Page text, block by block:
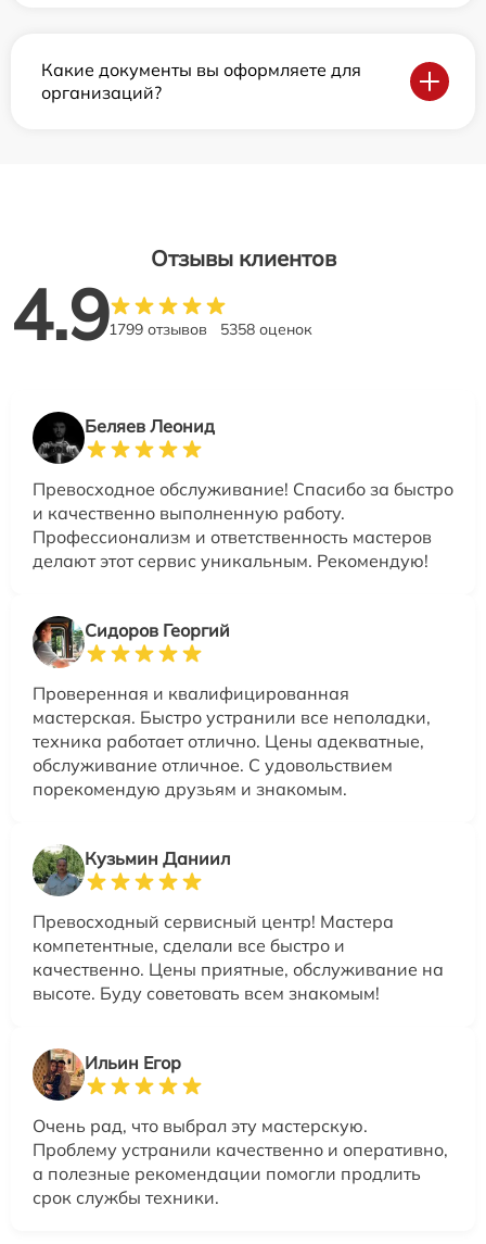
Какие документы вы оформляете для
организаций?
Отзывы клиентов
4.91799 отзывов 5358 оценок
Беляев Леонид
Превосходное обслуживание! Спасибо за быстро
и качественно выполненную работу.
Профессионализм и ответственность мастеров
делают этот сервис уникальным. Рекомендую!
Сидоров Георгий
Проверенная и квалифицированная
мастерская. Быстро устранили все неполадки,
техника работает отлично. Цены адекватные,
обслуживание отличное. С удовольствием
порекомендую друзьям и знакомым.
Кузьмин Даниил
Превосходный сервисный центр! Мастера
компетентные, сделали все быстро и
качественно. Цены приятные, обслуживание на
высоте. Буду советовать всем знакомым!
Ильин Егор
Очень рад, что выбрал эту мастерскую.
Проблему устранили качественно и оперативно,
а полезные рекомендации помогли продлить
срок службы техники.